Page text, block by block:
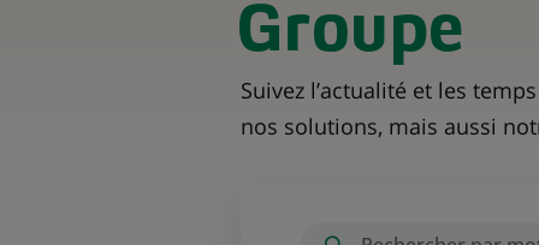
Groupe
Suivez l’actualité et les
nos solutions, mais aussi